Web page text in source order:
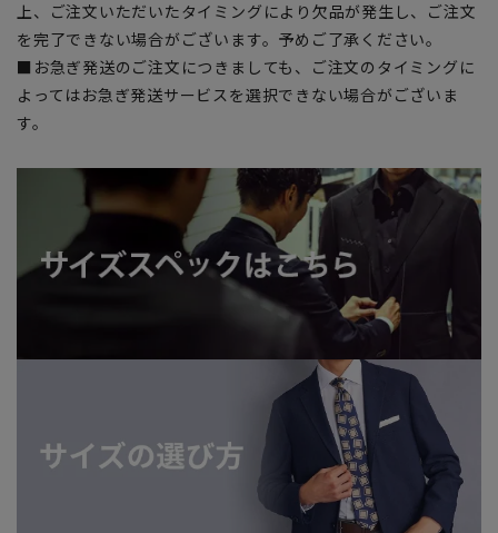
上、ご注文いただいたタイミングにより欠品が発生し、ご注文
を完了できない場合がございます。予めご了承ください。
■お急ぎ発送のご注文につきましても、ご注文のタイミングに
よってはお急ぎ発送サービスを選択できない場合がございま
す。